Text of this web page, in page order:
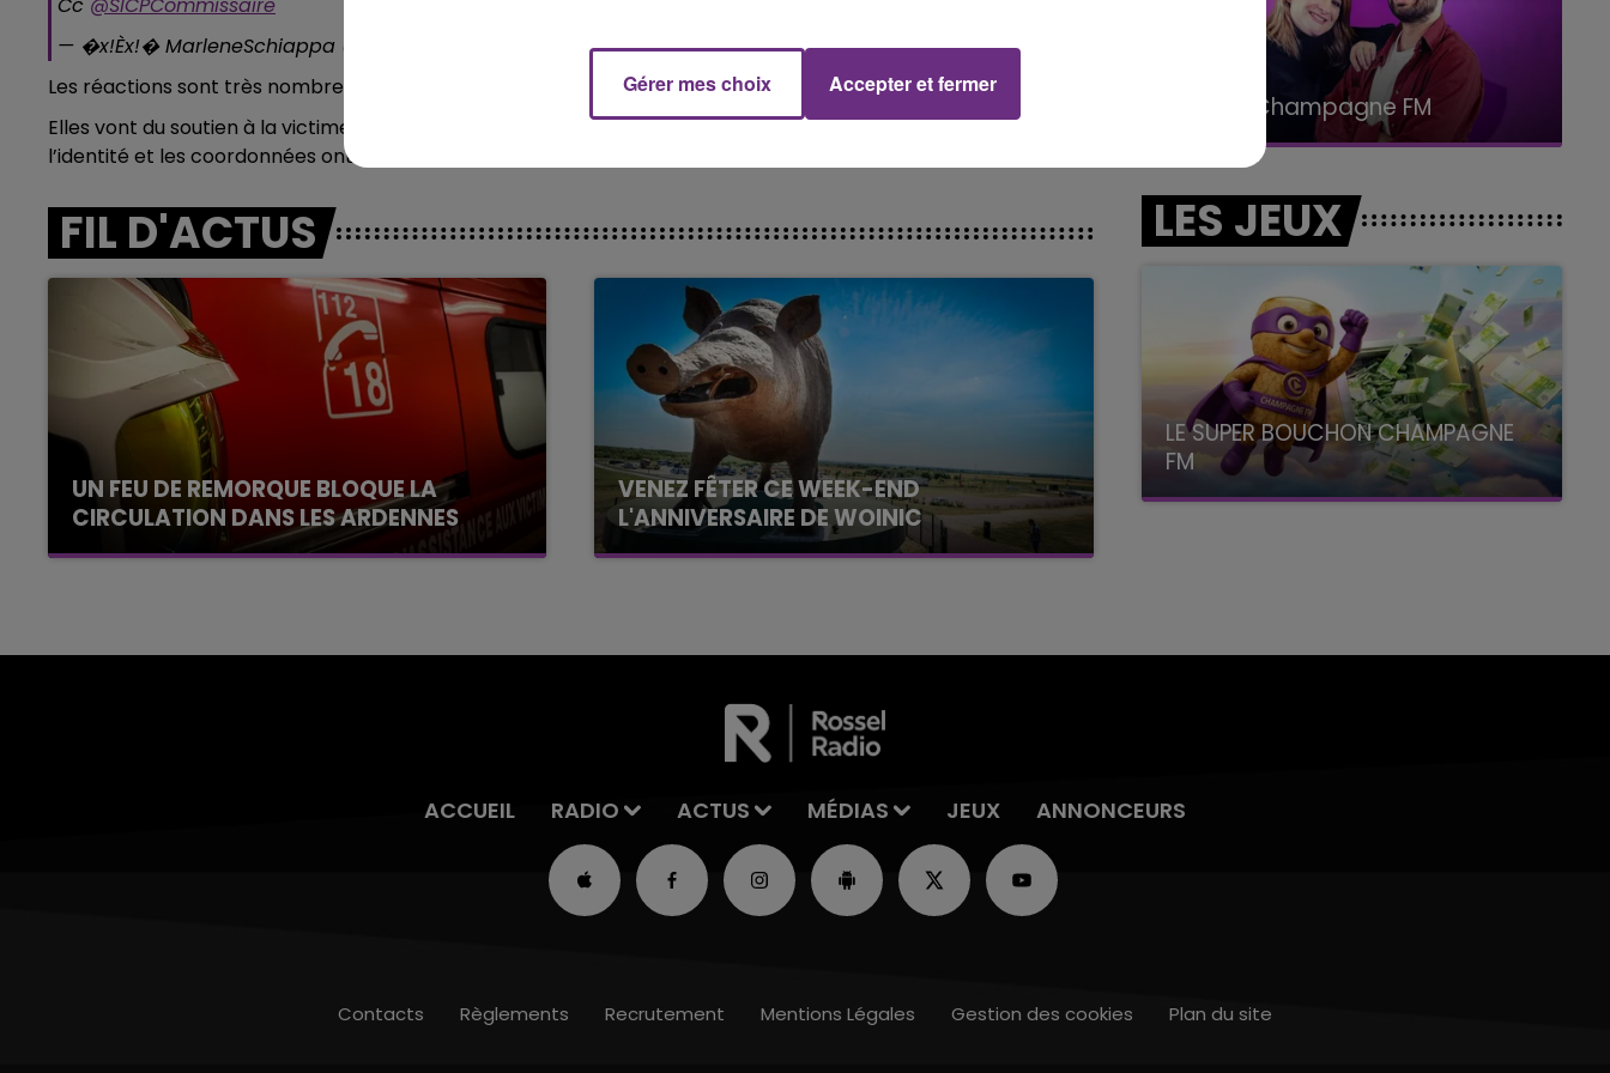
— �x!Èx!� MarleneSchiappa (@MarleneSchiappa)
September 8, 2020
Les réactions sont très nombreuses.
Elles vont du soutien à la victime à des commentaires extrêmement virulents à l’encontre de l’agresseur, dont
l’identité et les coordonnées ont été diffusées sur les réseaux sociaux.
FIL D'ACTUS
UN FEU DE REMORQUE BLOQUE LA
CIRCULATION DANS LES ARDENNES
Un feu de remorque s'est déclaré ce mercredi
VENEZ FÊTER CE WEEK-END
L'ANNIVERSAIRE DE WOINIC
Ce samedi 8 août sera un grand jour :
10h00 - 14h00 14h00 - 15h00
La Radio Pop Le Club Champagne FM
LES JEUX
LE SUPER BOUCHON CHAMPAGNE
FM
avec La Famille Champagne FM, à 8H10
ACCUEIL RADIO ACTUS MÉDIAS JEUX ANNONCEURS
Contacts Règlements Recrutement Mentions Légales Gestion des cookies Plan du site
Gérer mes choix Accepter et fermer